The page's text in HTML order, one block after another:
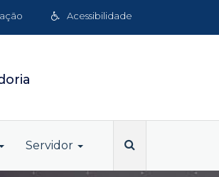
Acessibilidade
Servidor